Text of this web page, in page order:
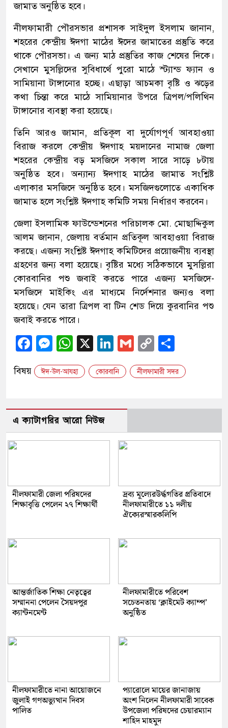
জামাত অনুষ্ঠিত হবে।
নীলফামারী পৌরসভার প্রশাসক সাইদুল ইসলাম জানান,
শহরের কেন্দ্রীয় ঈদগা মাঠের ঈদের জামাতের প্রস্তুতি করে
থাকে পৌরসভা। এ জন্য মাঠ প্রস্তুতির কাজ শেষের দিকে।
সেখানে মুসল্লিদের সুবিধার্থে পুরো মাঠে স্ট্যান্ড ফ্যান ও
সামিয়ানা টাঙ্গানোর হচ্ছে। এছাড়া আচমকা বৃষ্টি ও ঝড়ের
কথা চিন্তা করে মাঠে সামিয়ানার উপরে ত্রিপল/পলিথিন
টাঙ্গানোর ব্যবস্থা করা হয়েছে।
তিনি আরও জামান, প্রতিকূল বা দুর্যোগপূর্ণ আবহাওয়া
বিরাজ করলে কেন্দ্রীয় ঈদগাহ ময়দানের নামাজ জেলা
শহরের কেন্দ্রীয় বড় মসজিদে সকাল সারে সাড়ে ৮টায়
অনুষ্ঠিত হবে। অন্যান্য ঈদগাহ মাঠের জামাত সংশ্লিষ্ট
এলাকার মসজিদে অনুষ্ঠিত হবে। মসজিদগুলোতে একাধিক
জামাত হলে সংশ্লিষ্ট ঈদগাহ কমিটি সময় নির্ধারণ করবেন।
জেলা ইসলামিক ফাউন্ডেশনের পরিচালক মো. মোছাদ্দিকুল
আলম জানান, জেলায় বর্তমান প্রতিকূল আবহাওয়া বিরাজ
করছে। এজন্য সংশ্লিষ্ট ঈদগাহ কমিটিদের প্রয়োজনীয় ব্যবস্থা
গ্রহণের জন্য বলা হয়েছে। বৃষ্টির মধ্যে সঠিকভাবে মুসল্লিরা
কোরবানির পশু জবাই করতে পারে এজন্য মসজিদে-
মসজিদে মাইকিং এর মাধ্যমে নির্দেশনার জন্যও বলা
হয়েছে। যেন তারা ত্রিপল বা টিন শেড দিয়ে কুরবানির পশু
জবাই করতে পারে।
Facebook
Messenger
WhatsApp
X LinkedIn
Gmail
Copy
Link
বিষয় ঈদ-উল-আযহা কোরবানি নীলফামারী সদর
এ ক্যাটাগরির আরো নিউজ
নীলফামারী জেলা পরিষদের
শিক্ষাবৃত্তি পেলেন ২৭ শিক্ষার্থী
দ্রব্য মূল্যেরউর্দ্ধগতির প্রতিবাদে
নীলফামারীতে ১১ দলীয়
ঐক্যেরস্মারকলিপি
আন্তর্জাতিক শিক্ষা নেতৃত্বের
সম্মাননা পেলেন সৈয়দপুর
ক্যান্টনমেন্ট
নীলফামারীতে পরিবেশ
সচেতনতায় ‘ক্লাইমেট ক্যাম্প’
অনুষ্ঠিত
নীলফামারীতে নানা আয়োজনে
জুলাই গণঅভ্যুত্থান দিবস
পালিত
প্যারোলে মায়ের জানাজায়
অংশ নিলেন নীলফামারী সাবেক
উপজেলা পরিষদের চেয়ারম্যান
শাহিদ মাহমুদ